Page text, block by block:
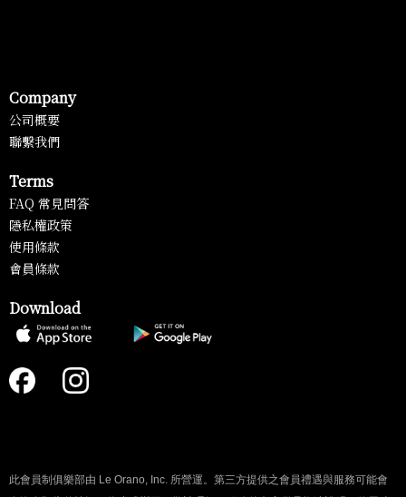
Company
公司概要
聯繫我們
Terms
FAQ 常見問答
隱私權政策
使用條款
會員條款
Download
此會員制俱樂部由 Le Orano, Inc. 所營運。第三方提供之會員禮遇與服務可能會